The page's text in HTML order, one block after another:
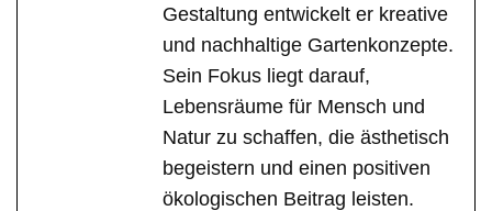
Gestaltung entwickelt er kreative
und nachhaltige Gartenkonzepte.
Sein Fokus liegt darauf,
Lebensräume für Mensch und
Natur zu schaffen, die ästhetisch
begeistern und einen positiven
ökologischen Beitrag leisten.